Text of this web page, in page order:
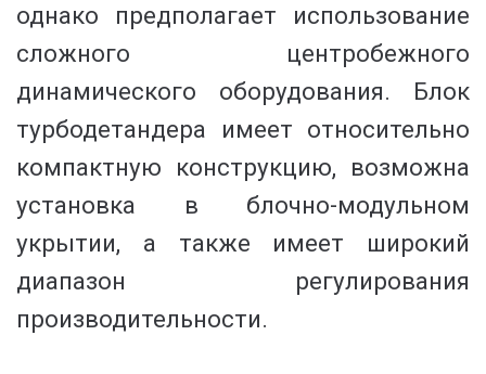
однако предполагает использование
сложного центробежного
динамического оборудования. Блок
турбодетандера имеет относительно
компактную конструкцию, возможна
установка в блочно-модульном
укрытии, а также имеет широкий
диапазон регулирования
производительности.